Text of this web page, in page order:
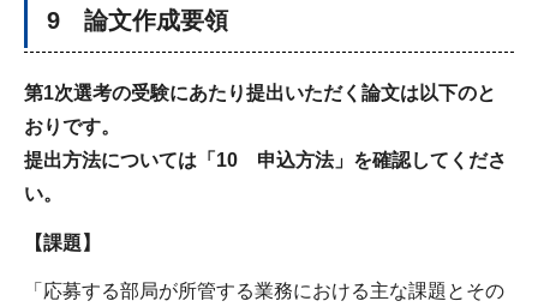
9 論文作成要領
第1次選考の受験にあたり提出いただく論文は以下のと
おりです。
提出方法については「10 申込方法」を確認してくださ
い。
【課題】
「応募する部局が所管する業務における主な課題とその